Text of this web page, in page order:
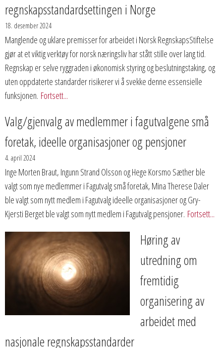
regnskapsstandardsettingen i Norge
18. desember 2024
Manglende og uklare premisser for arbeidet i Norsk RegnskapsStiftelse
gjør at et viktig verktøy for norsk næringsliv har stått stille over lang tid.
Regnskap er selve ryggraden i økonomisk styring og beslutningstaking, og
uten oppdaterte standarder risikerer vi å svekke denne essensielle
funksjonen. Fortsett...
Valg/gjenvalg av medlemmer i fagutvalgene små
foretak, ideelle organisasjoner og pensjoner
4. april 2024
Inge Morten Braut, Ingunn Strand Olsson og Hege Korsmo Sæther ble
valgt som nye medlemmer i Fagutvalg små foretak, Mina Therese Daler
ble valgt som nytt medlem i Fagutvalg ideelle organisasjoner og Gry-
Kjersti Berget ble valgt som nytt medlem i Fagutvalg pensjoner. Fortsett...
Høring av
utredning om
fremtidig
organisering av
arbeidet med
nasjonale regnskapsstandarder